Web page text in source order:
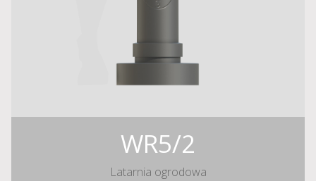
WR5/2
Latarnia ogrodowa